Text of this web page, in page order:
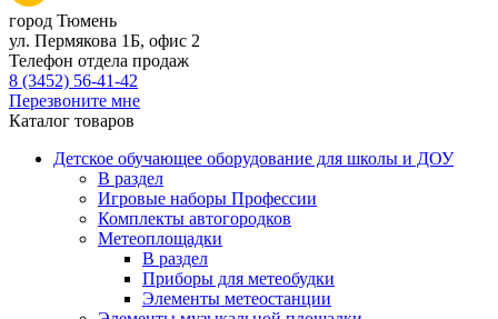
город Тюмень
ул. Пермякова 1Б, офис 2
Телефон отдела продаж
8 (3452) 56-41-42
Перезвоните мне
Каталог товаров
Детское обучающее оборудование для школы и ДОУ
В раздел
Игровые наборы Профессии
Комплекты автогородков
Метеоплощадки
В раздел
Приборы для метеобудки
Элементы метеостанции